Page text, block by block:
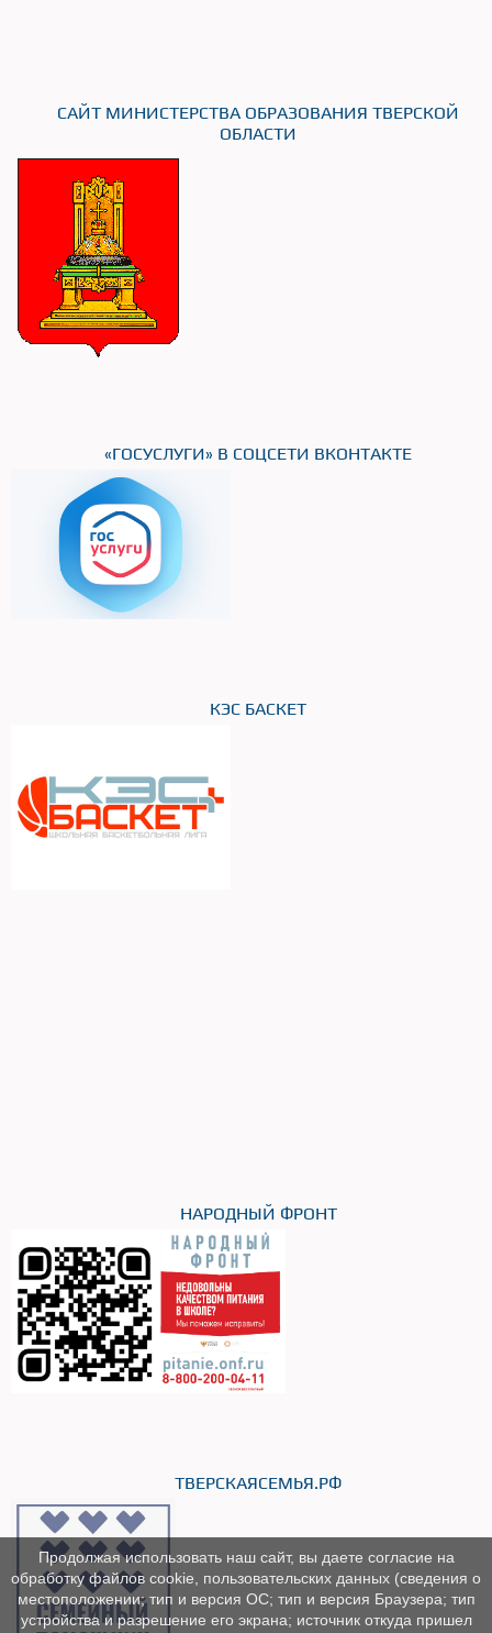
САЙТ МИНИСТЕРСТВА ОБРАЗОВАНИЯ ТВЕРСКОЙ
ОБЛАСТИ
«ГОСУСЛУГИ» В СОЦСЕТИ ВКОНТАКТЕ
КЭС БАСКЕТ
НАРОДНЫЙ ФРОНТ
ТВЕРСКАЯСЕМЬЯ.РФ
Продолжая использовать наш сайт, вы даете согласие на
обработку файлов cookie, пользовательских данных (сведения о
местоположении; тип и версия ОС; тип и версия Браузера; тип
устройства и разрешение его экрана; источник откуда пришел